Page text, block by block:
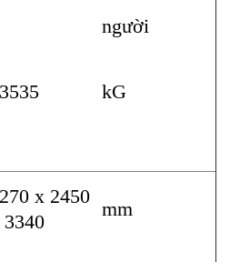
người
kG
x 2450
mm